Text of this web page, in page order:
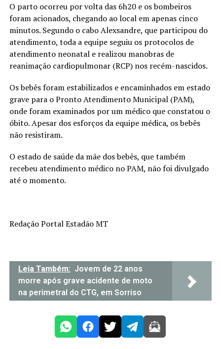
O parto ocorreu por volta das 6h20 e os bombeiros
foram acionados, chegando ao local em apenas cinco
minutos. Segundo o cabo Alexsandre, que participou do
atendimento, toda a equipe seguiu os protocolos de
atendimento neonatal e realizou manobras de
reanimação cardiopulmonar (RCP) nos recém-nascidos.
Os bebês foram estabilizados e encaminhados em estado
grave para o Pronto Atendimento Municipal (PAM),
onde foram examinados por um médico que constatou o
óbito. Apesar dos esforços da equipe médica, os bebês
não resistiram.
O estado de saúde da mãe dos bebês, que também
recebeu atendimento médico no PAM, não foi divulgado
até o momento.
Redação Portal Estadão MT
Leia Também: Jovem de 22 anos
morre após grave acidente de moto
na perimetral do CTG, em Sorriso